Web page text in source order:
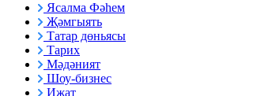
Ясалма Фәһем
Җәмгыять
Татар дөньясы
Тарих
Мәдәният
Шоу-бизнес
Иҗат